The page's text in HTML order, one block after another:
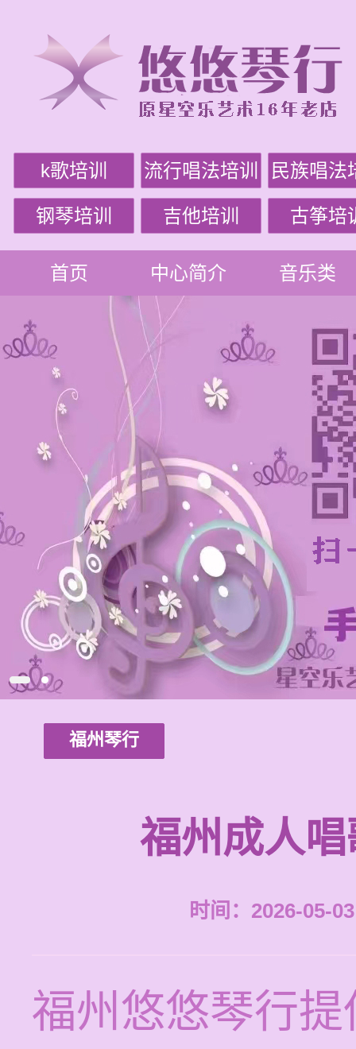
k歌培训 流行唱法培训 民族唱法
钢琴培训 吉他培训 古筝培
首页 中心简介 音乐类
福州琴行
福州成人
时间：2026-05-
福州悠悠琴行